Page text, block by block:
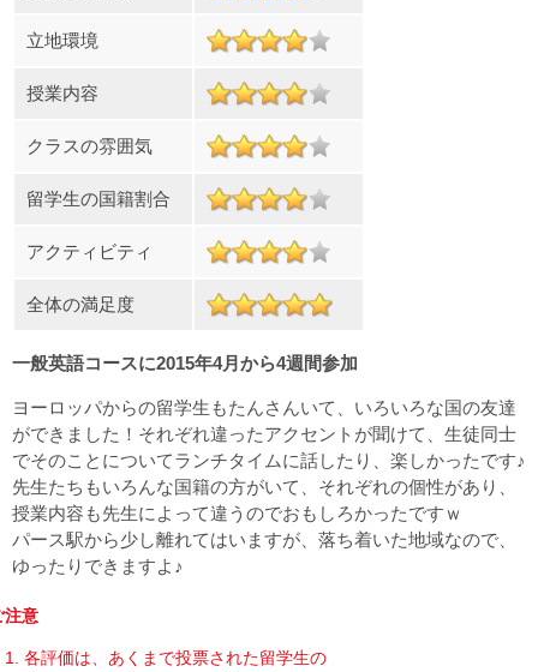
立地環境
授業内容
クラスの雰囲気
留学生の国籍割合
アクティビティ
全体の満足度
一般英語コースに2015年4月から4週間参加
ヨーロッパからの留学生もたんさんいて、いろいろな国の友達
ができました！それぞれ違ったアクセントが聞けて、生徒同士
でそのことについてランチタイムに話したり、楽しかったです♪
先生たちもいろんな国籍の方がいて、それぞれの個性があり、
授業内容も先生によって違うのでおもしろかったですｗ
パース駅から少し離れてはいますが、落ち着いた地域なので、
ゆったりできますよ♪
注意
各評価は、あくまで投票された留学生の